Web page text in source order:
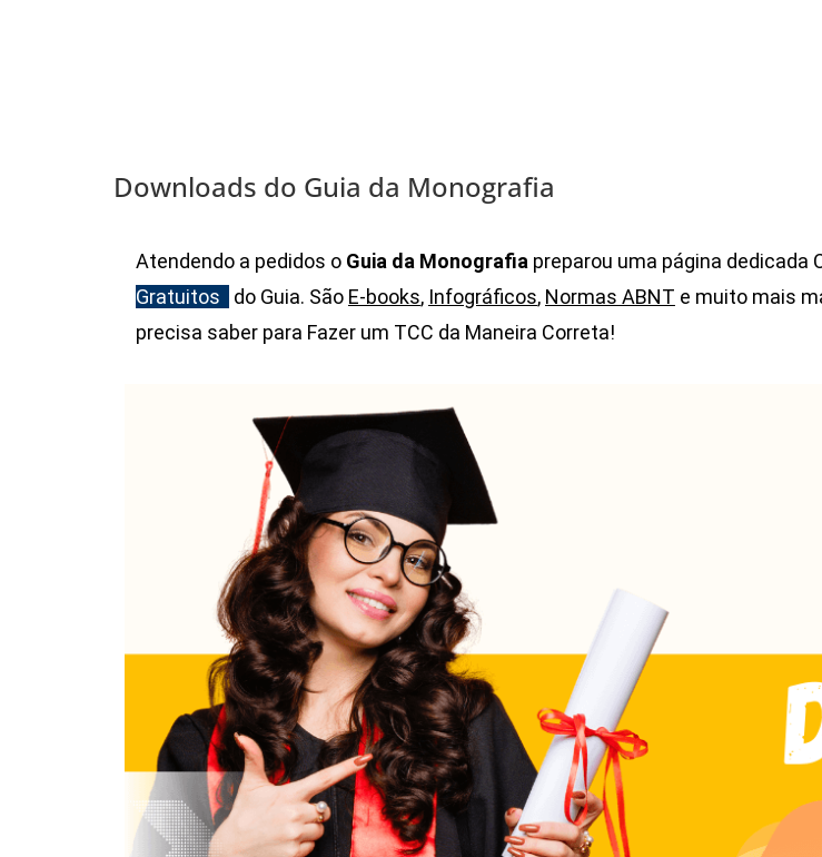
Downloads do Guia da Monografia
Atendendo a pedidos o Guia da Monografia preparou uma página dedicada
Gratuitos
do Guia. São E-books, Infográficos, Normas ABNT e muito mais
precisa saber para Fazer um TCC da Maneira Correta!